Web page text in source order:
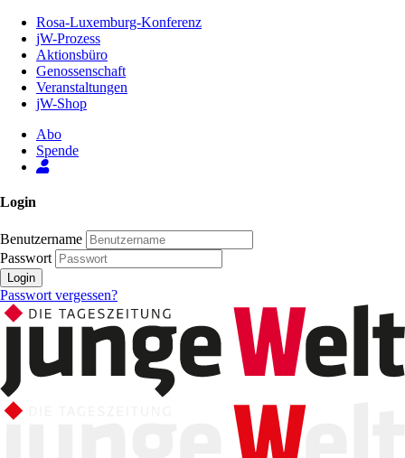
Inhalt
Seite
Rosa-Luxemburg-Konferenz
jW-Prozess
Aktionsbüro
Genossenschaft
Veranstaltungen
jW-Shop
Abo
Spende
Login
Benutzername
Passwort
Login
Passwort vergessen?